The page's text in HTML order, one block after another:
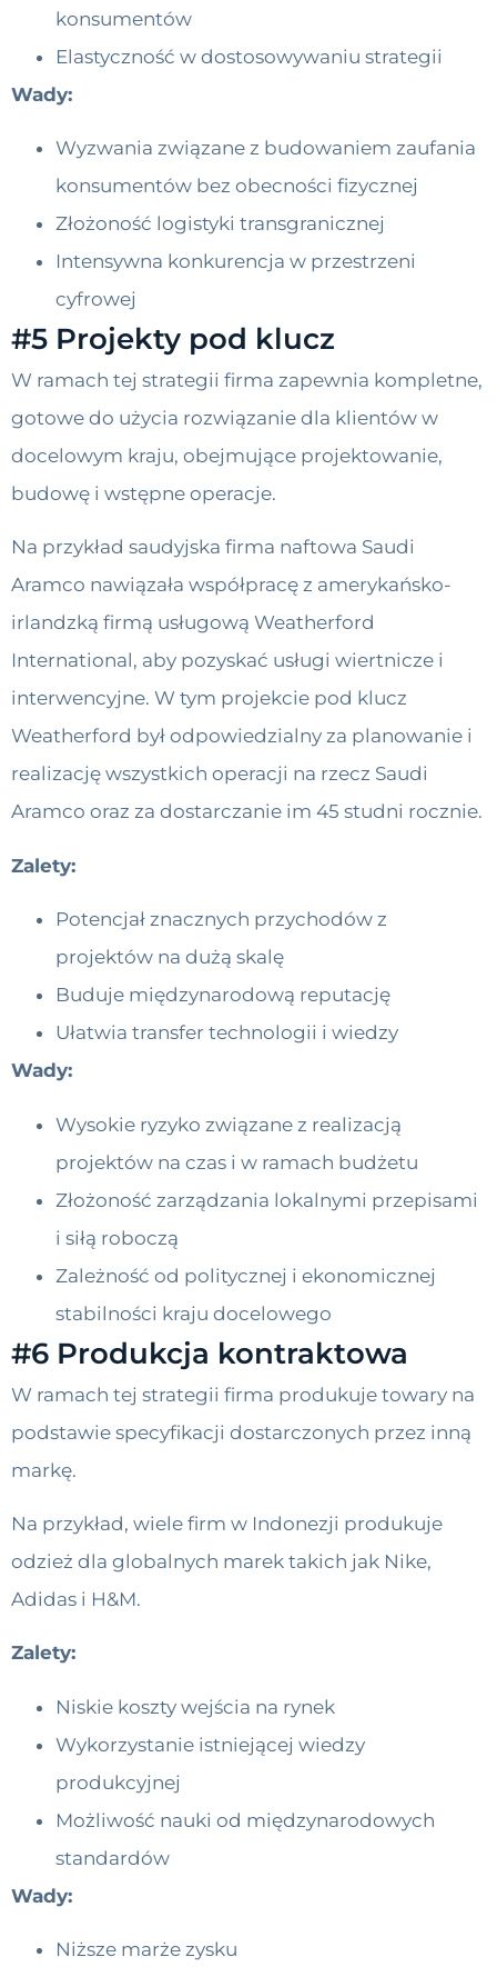
konsumentów
Elastyczność w dostosowywaniu strategii
Wady:
Wyzwania związane z budowaniem zaufania
konsumentów bez obecności fizycznej
Złożoność logistyki transgranicznej
Intensywna konkurencja w przestrzeni
cyfrowej
#5 Projekty pod klucz
W ramach tej strategii firma zapewnia kompletne,
gotowe do użycia rozwiązanie dla klientów w
docelowym kraju, obejmujące projektowanie,
budowę i wstępne operacje.
Na przykład saudyjska firma naftowa Saudi
Aramco nawiązała współpracę z amerykańsko-
irlandzką firmą usługową Weatherford
International, aby pozyskać usługi wiertnicze i
interwencyjne. W tym projekcie pod klucz
Weatherford był odpowiedzialny za planowanie i
realizację wszystkich operacji na rzecz Saudi
Aramco oraz za dostarczanie im 45 studni rocznie.
Zalety:
Potencjał znacznych przychodów z
projektów na dużą skalę
Buduje międzynarodową reputację
Ułatwia transfer technologii i wiedzy
Wady:
Wysokie ryzyko związane z realizacją
projektów na czas i w ramach budżetu
Złożoność zarządzania lokalnymi przepisami
i siłą roboczą
Zależność od politycznej i ekonomicznej
stabilności kraju docelowego
#6 Produkcja kontraktowa
W ramach tej strategii firma produkuje towary na
podstawie specyfikacji dostarczonych przez inną
markę.
Na przykład, wiele firm w Indonezji produkuje
odzież dla globalnych marek takich jak Nike,
Adidas i H&M.
Zalety:
Niskie koszty wejścia na rynek
Wykorzystanie istniejącej wiedzy
produkcyjnej
Możliwość nauki od międzynarodowych
standardów
Wady:
Niższe marże zysku